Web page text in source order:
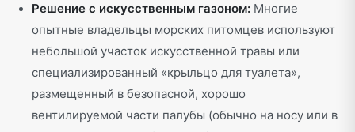
Решение с искусственным газоном: Многие
опытные владельцы морских питомцев используют
небольшой участок искусственной травы или
специализированный «крыльцо для туалета»,
размещенный в безопасной, хорошо
вентилируемой части палубы (обычно на носу или в